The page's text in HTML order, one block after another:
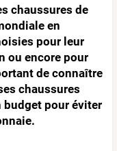
chaussures de
en
pour leur
ou encore pour
de connaître
chaussures
budget pour éviter